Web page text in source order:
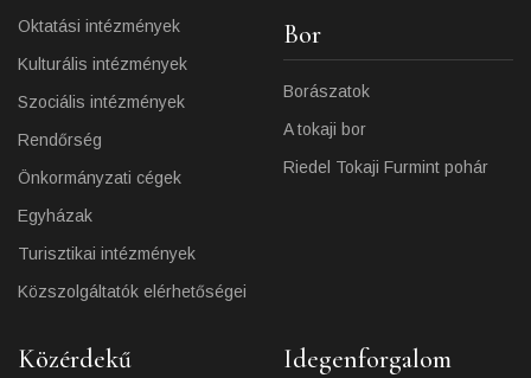
Oktatási intézmények
Kulturális intézmények
Szociális intézmények
Rendőrség
Önkormányzati cégek
Egyházak
Turisztikai intézmények
Közszolgáltatók elérhetőségei
Bor
Borászatok
A tokaji bor
Riedel Tokaji Furmint pohár
Közérdekű Idegenforgalom